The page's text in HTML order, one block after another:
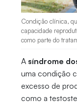
Condição clínica,
capacidade
como parte do
A síndrome
uma condição
excesso de
como a